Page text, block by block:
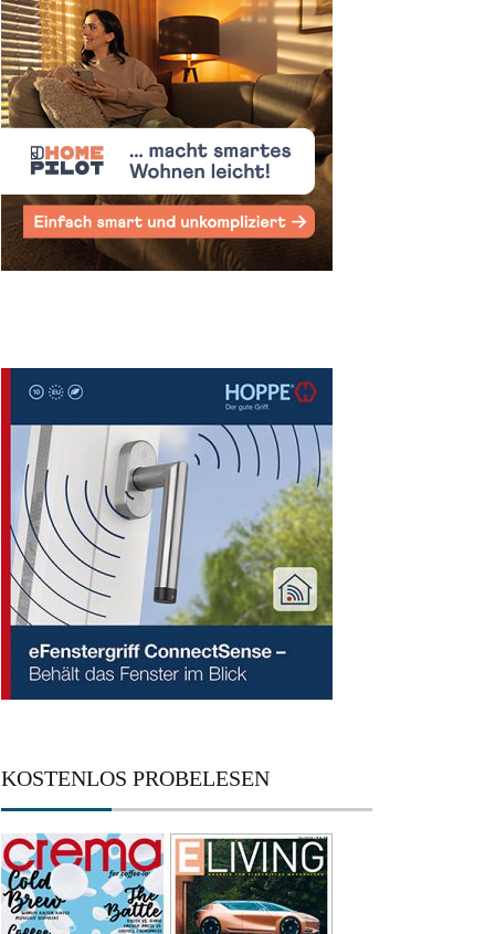
KOSTENLOS PROBELESEN